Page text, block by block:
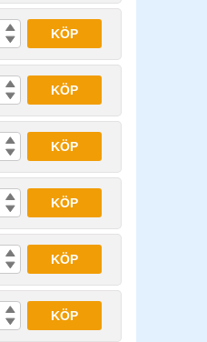
KÖP
KÖP
KÖP
KÖP
KÖP
KÖP